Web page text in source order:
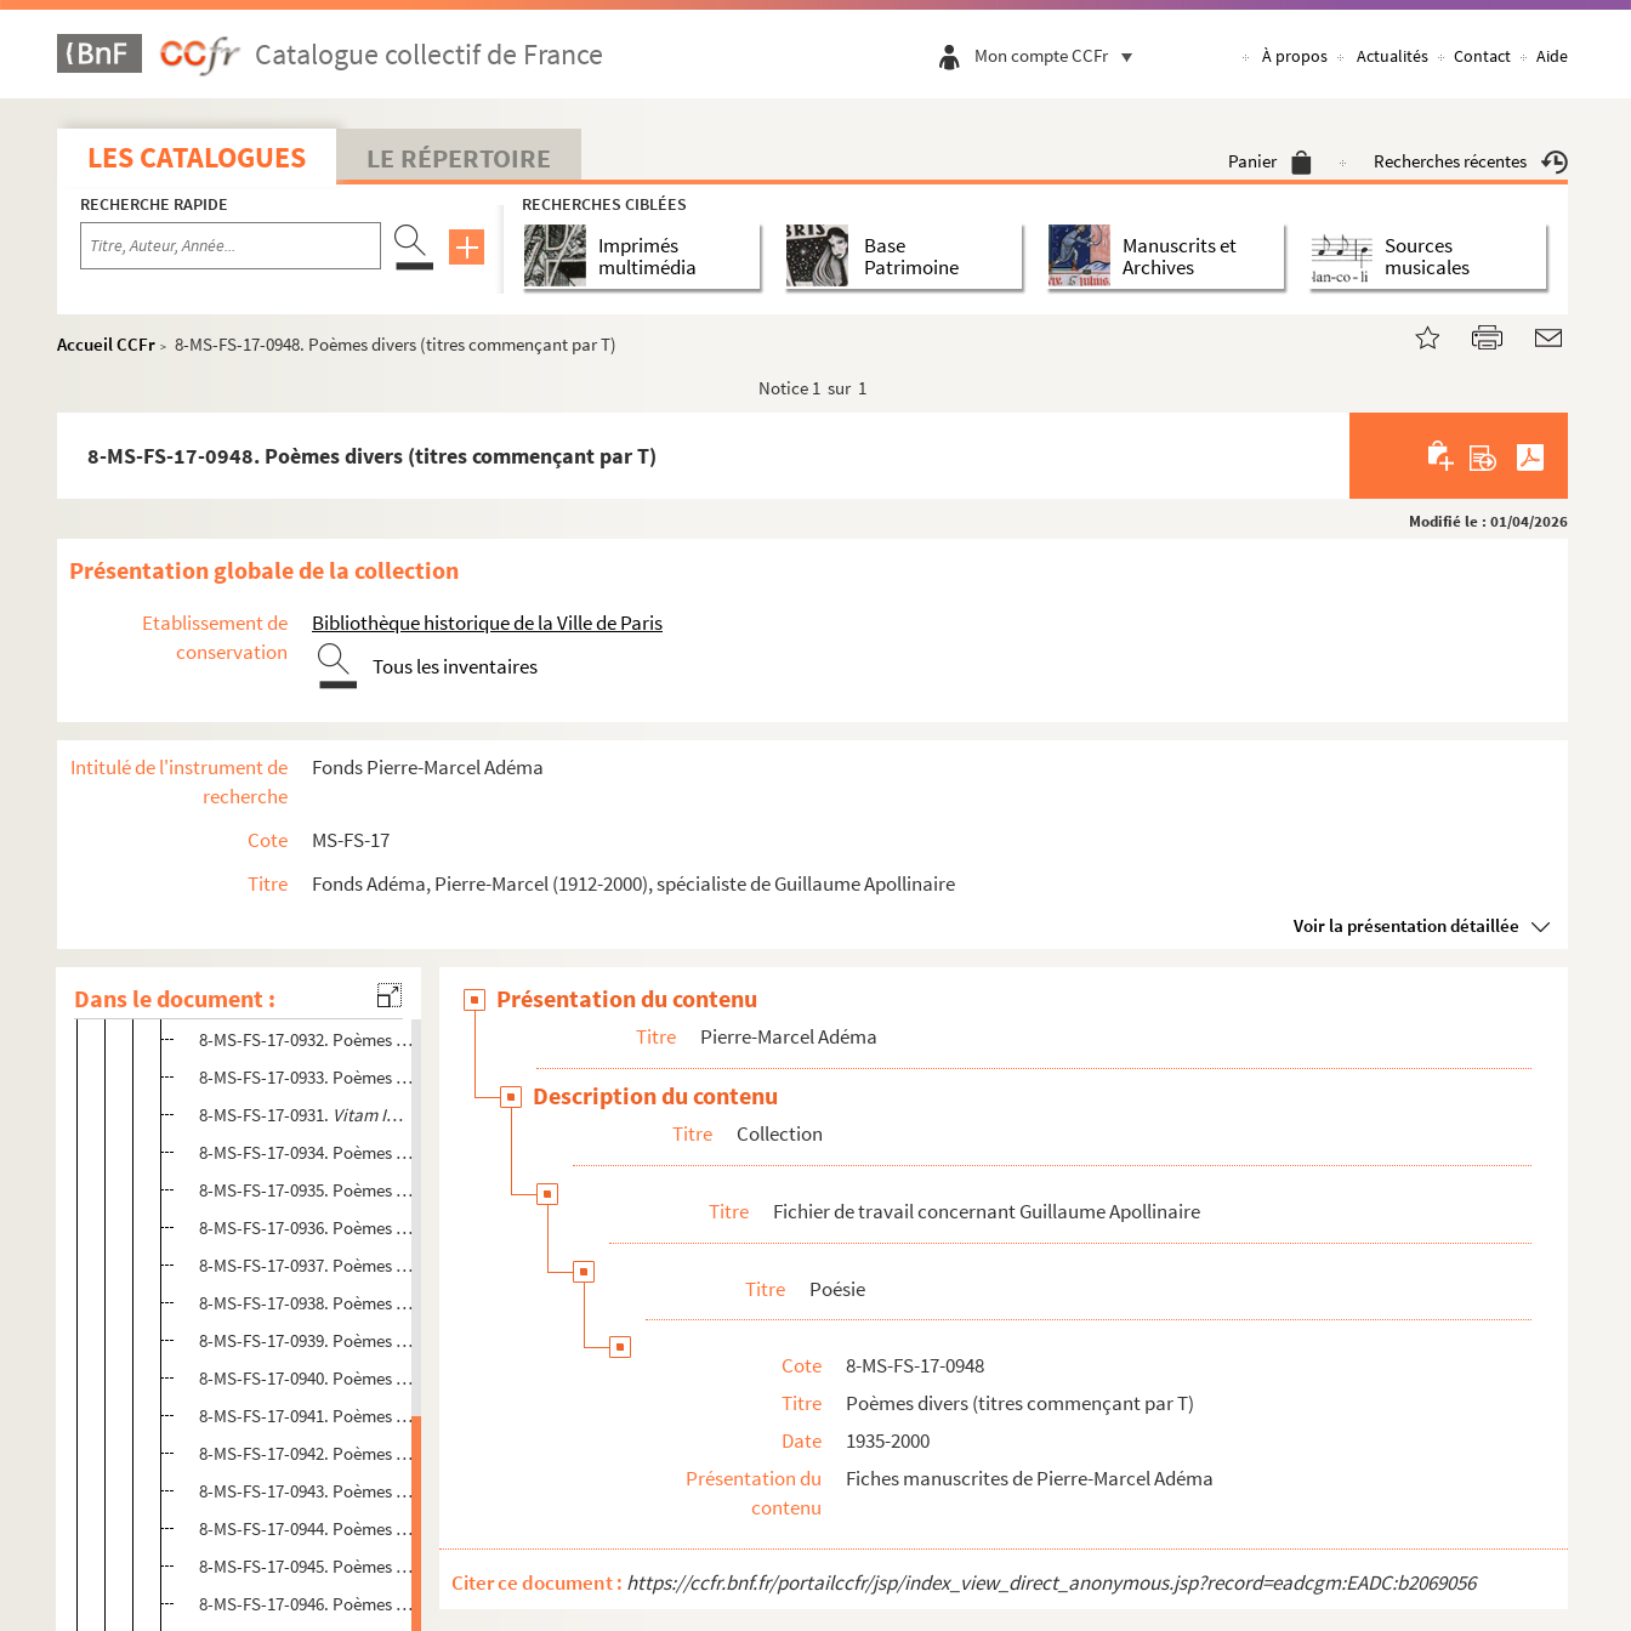
Catalogue collectif de France Mon compte CCFr À propos Actualités Contact Aide
LES CATALOGUES LE RÉPERTOIRE Panier Recherches récentes
RECHERCHE RAPIDE RECHERCHES CIBLÉES
Imprimés
multimédia
Base
Patrimoine
Manuscrits et
Archives
Sources
musicales
Accueil CCFr > 8-MS-FS-17-0948. Poèmes divers (titres commençant par T)
Notice 1 sur 1
8-MS-FS-17-0948. Poèmes divers (titres commençant par T)
Modifié le : 01/04/2026
Présentation globale de la collection
Etablissement de
conservation
Bibliothèque historique de la Ville de Paris
Tous les inventaires
Intitulé de l'instrument de
recherche
Fonds Pierre-Marcel Adéma
Cote
MS-FS-17
Titre
Fonds Adéma, Pierre-Marcel (1912-2000), spécialiste de Guillaume Apollinaire
Voir la présentation détaillée
Dans le document :
Guillaume Apollinaire
Activités
Collection
4-MS-FS-17-1302. Listes des documents collectés et notes de travail
2-MS-FS-17-0032. Répertoire alphabétique
4-MS-FS-17-1386. Don de sa collection à la Bibliothèque historique de la Ville de Paris
Fichier de travail concernant Guillaume Apollinaire
8-MS-FS-17-1047. Biographie
Iconographie
Œuvres
Personnalités et divers
8-MS-FS-17-0929.
8-MS-FS-17-0930.
Calligrammes
8-MS-FS-17-0932. Poèmes à Lou
8-MS-FS-17-0933. Poèmes à Madeleine
8-MS-FS-17-0931. Vitam Impendere amori
8-MS-FS-17-0934. Poèmes divers (titres commençant par A)
8-MS-FS-17-0935. Poèmes divers (titres commençant par B)
8-MS-FS-17-0936. Poèmes divers (titres commençant par C)
8-MS-FS-17-0937. Poèmes divers (titres commençant par D)
8-MS-FS-17-0938. Poèmes divers (titres commençant par E)
8-MS-FS-17-0939. Poèmes divers (titres commençant par F)
8-MS-FS-17-0940. Poèmes divers (titres commençant par G, H, I, J)
8-MS-FS-17-0941. Poèmes divers (titres commençant par L)
8-MS-FS-17-0942. Poèmes divers (titres commençant par M)
8-MS-FS-17-0943. Poèmes divers (titres commençant par N)
8-MS-FS-17-0944. Poèmes divers (titres commençant par O)
8-MS-FS-17-0945. Poèmes divers (titres commençant par P)
8-MS-FS-17-0946. Poèmes divers (titres commençant par Q, R)
Présentation du contenu
Titre Pierre-Marcel Adéma
Description du contenu
Titre Collection
Titre Fichier de travail concernant Guillaume Apollinaire
Titre Poésie
Cote
8-MS-FS-17-0948
Titre
Poèmes divers (titres commençant par T)
Date
1935-2000
Présentation du
contenu
Fiches manuscrites de Pierre-Marcel Adéma
Citer ce document : https://ccfr.bnf.fr/portailccfr/jsp/index_view_direct_anonymous.jsp?record=eadcgm:EADC:b2069056